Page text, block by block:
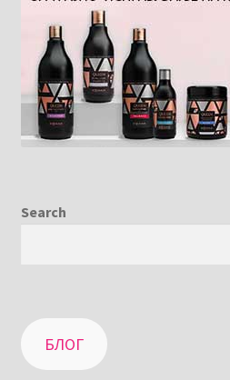
Search
БЛОГ